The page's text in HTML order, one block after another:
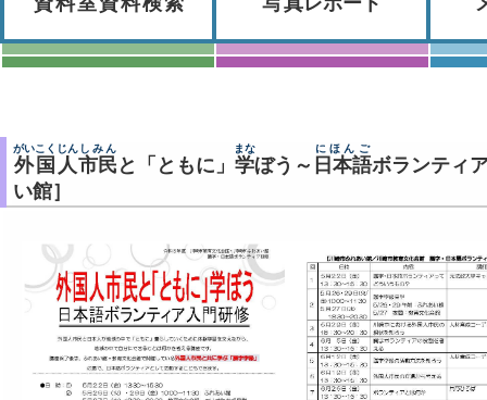
外国人
がいこくじん
市民
しみん
と「ともに」 学
まな
ぼう～ 日本語
にほんご
ボランティ
い館］